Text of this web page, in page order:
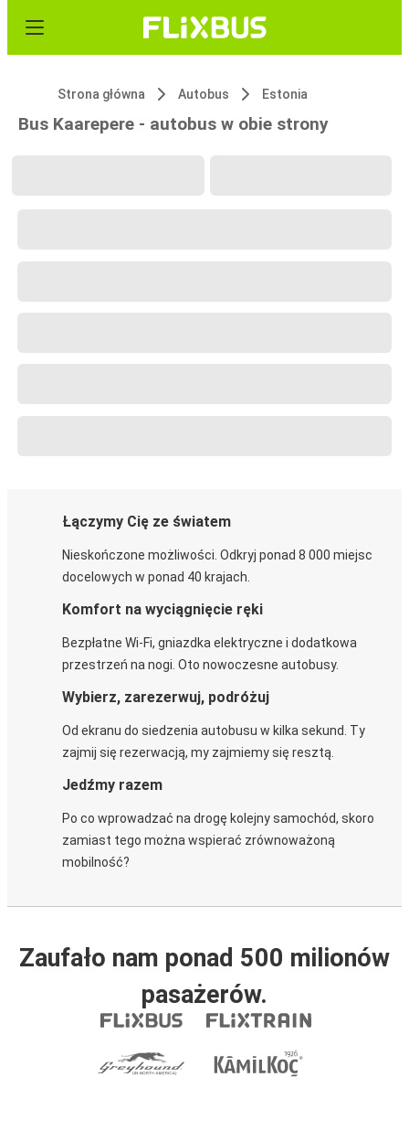
Strona główna Autobus Estonia
Bus Kaarepere - autobus w obie strony
Łączymy Cię ze światem
Nieskończone możliwości. Odkryj ponad 8 000 miejsc
docelowych w ponad 40 krajach.
Komfort na wyciągnięcie ręki
Bezpłatne Wi-Fi, gniazdka elektryczne i dodatkowa
przestrzeń na nogi. Oto nowoczesne autobusy.
Wybierz, zarezerwuj, podróżuj
Od ekranu do siedzenia autobusu w kilka sekund. Ty
zajmij się rezerwacją, my zajmiemy się resztą.
Jedźmy razem
Po co wprowadzać na drogę kolejny samochód, skoro
zamiast tego można wspierać zrównoważoną
mobilność?
Zaufało nam ponad 500 milionów
pasażerów.